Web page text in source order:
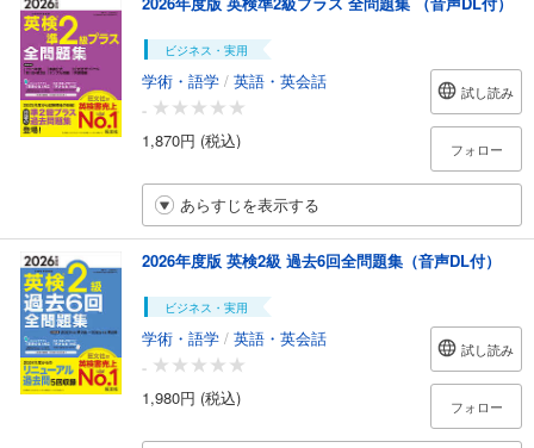
ビジネス・実用
学術・語学 / 英語・英会話
-
1,870円 (税込)
試し読み
フォロー
あらすじを表示する
2026年度版 英検2級 過去6回全問題集（音声DL付）
ビジネス・実用
学術・語学 / 英語・英会話
-
1,980円 (税込)
試し読み
フォロー